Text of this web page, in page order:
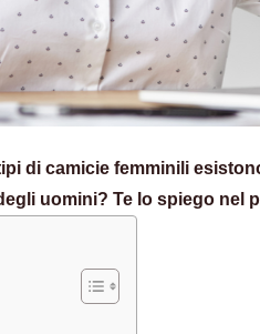
di camicie femminili
uomini? Te lo spiego nel